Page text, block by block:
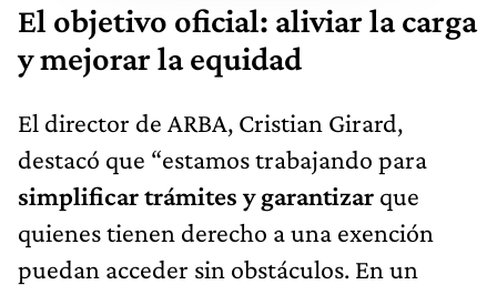
El objetivo oficial: aliviar la carga
y mejorar la equidad
El director de ARBA, Cristian Girard,
destacó que “estamos trabajando para
simplificar trámites y garantizar que
quienes tienen derecho a una exención
puedan acceder sin obstáculos. En un